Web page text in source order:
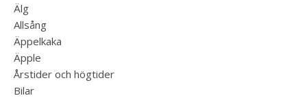
Älg
Allsång
Äppelkaka
Äpple
Årstider och högtider
Bilar